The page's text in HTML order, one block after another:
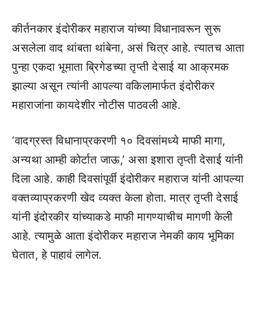
कीर्तनकार इंदोरीकर महाराज यांच्या विधानावरून सुरू
असलेला वाद थांबता थांबेना, असं चित्र आहे. त्यातच आता
पुन्हा एकदा भूमाता ब्रिगेडच्या तृप्ती देसाई या आक्रमक
झाल्या असून त्यांनी आपल्या वकिलामार्फत इंदोरीकर
महाराजांना कायदेशीर नोटीस पाठवली आहे.
‘वादग्रस्त विधानाप्रकरणी १० दिवसांमध्ये माफी मागा,
अन्यथा आम्ही कोर्टात जाऊ,’ असा इशारा तृप्ती देसाई यांनी
दिला आहे. काही दिवसांपूर्वी इंदोरीकर महाराज यांनी आपल्या
वक्तव्याप्रकरणी खेद व्यक्त केला होता. मात्र तृप्ती देसाई
यांनी इंदोरकीर यांच्याकडे माफी मागण्याचीच मागणी केली
आहे. त्यामुळे आता इंदोरीकर महाराज नेमकी काय भूमिका
घेतात, हे पाहावं लागेल.